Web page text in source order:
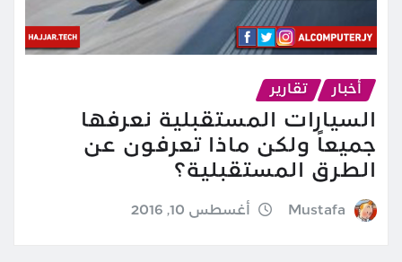
أخبار تقارير
السيارات المستقبلية نعرفها
جميعاً ولكن ماذا تعرفون عن
الطرق المستقبلية؟
Mustafa أغسطس 10, 2016